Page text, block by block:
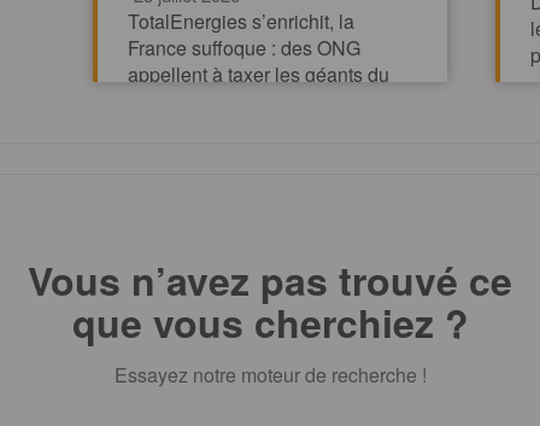
TotalEnergies s’enrichit, la
France suffoque : des ONG
appellent à taxer les géants du
Vous n’avez pas trouvé ce
que vous cherchiez ?
Essayez notre moteur de recherche !